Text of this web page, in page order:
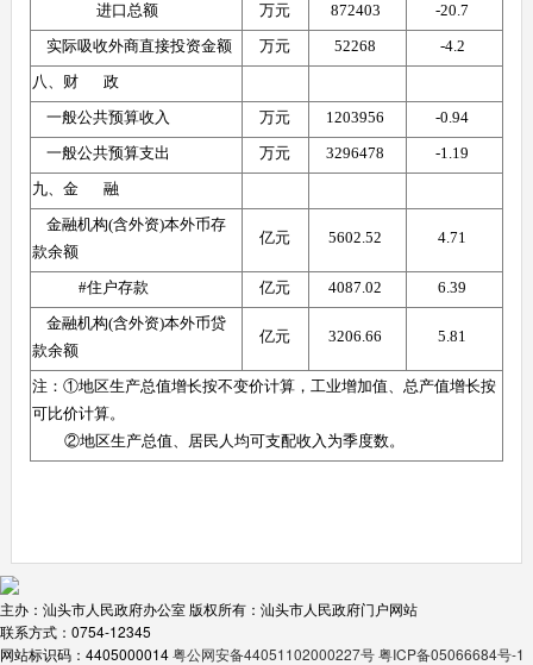
进口总额
万元 872403
-20.7
实际吸收外商直接投资金额
万元 52268
-4.2
八、财       政
一般公共预算收入
万元 1203956
-0.94
一般公共预算支出
万元 3296478
-1.19
九、金       融
金融机构(含外资)本外币存
款余额
亿元 5602.52 4.71
#住户存款 亿元 4087.02
6.39
金融机构(含外资)本外币贷
款余额
亿元 3206.66 5.81
注：①地区生产总值增长按不变价计算，工业增加值、总产值增长按
可比价计算。
②地区生产总值、居民人均可支配收入为季度数。
主办：汕头市人民政府办公室 版权所有：汕头市人民政府门户网站
联系方式：0754-12345
网站标识码：4405000014粤公网安备44051102000227号粤ICP备05066684号-1